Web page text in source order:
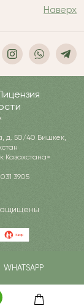
WHATSAPP
Наверх
д. 50/40 Бишкек,
Казахстана»
3905